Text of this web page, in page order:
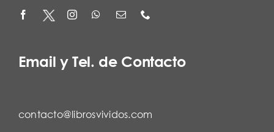
Email y Tel. de Contacto
contacto@librosvividos.com